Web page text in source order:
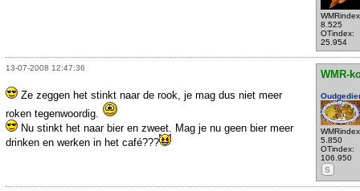
8.525
OTindex:
25.954
13-07-2008 12:47:36
WMR-
5.850
OTindex:
106.950
S
Ze zeggen het stinkt naar de rook, je mag dus niet meer
roken tegenwoordig.
Nu stinkt het naar bier en zweet. Mag je nu geen bier meer
drinken en werken in het café???